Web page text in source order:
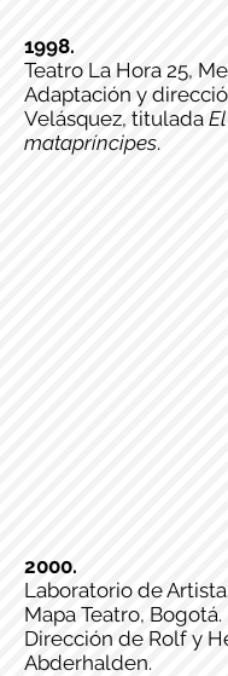
1998.
Teatro La Hora 25,
Adaptación y
Velásquez, titulada
matapríncipes.
2000.
Laboratorio de
Mapa Teatro, Bogotá.
Dirección de Rolf y
Abderhalden.